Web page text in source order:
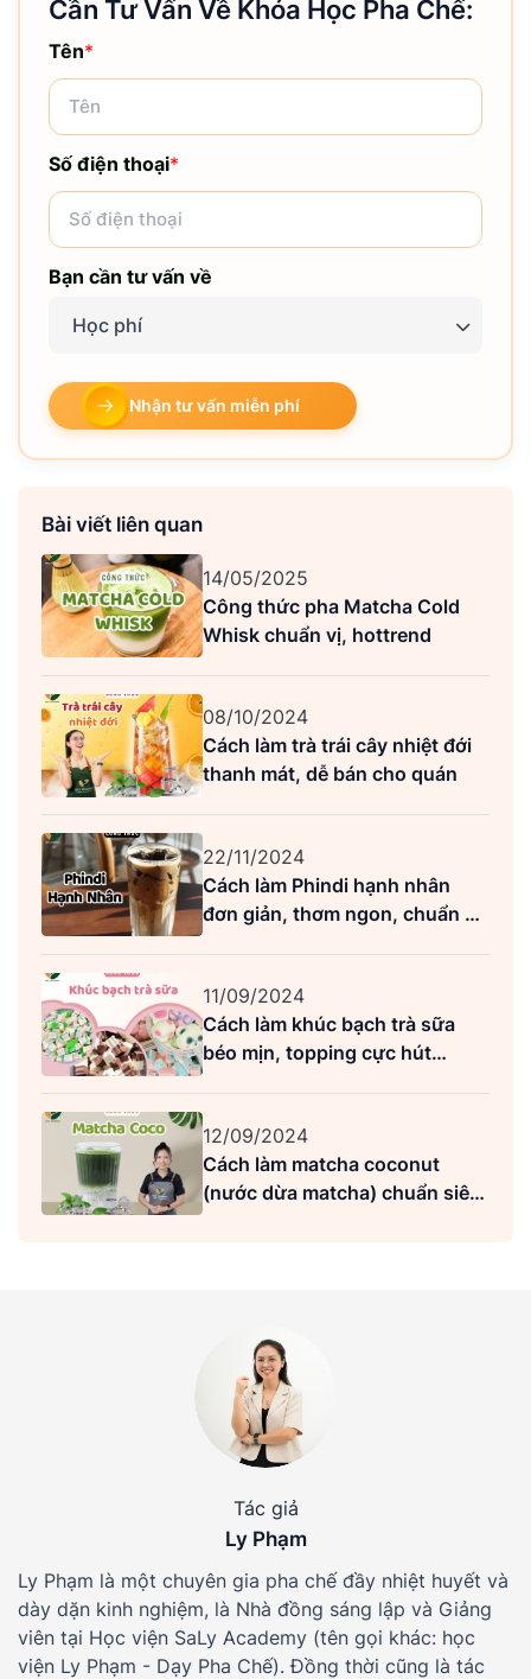
Cần Tư Vấn Về Khóa Học Pha Chế:
Tên*
Số điện thoại*
Bạn cần tư vấn về
Học phí
Nhận tư vấn miễn phí
Bài viết liên quan
14/05/2025
Công thức pha Matcha Cold
Whisk chuẩn vị, hottrend
08/10/2024
Cách làm trà trái cây nhiệt đới
thanh mát, dễ bán cho quán
22/11/2024
Cách làm Phindi hạnh nhân
đơn giản, thơm ngon, chuẩn vị
11/09/2024
Cách làm khúc bạch trà sữa
béo mịn, topping cực hút
12/09/2024
Cách làm matcha coconut
(nước dừa matcha) chuẩn siêu
Tác giả
Ly Phạm
Ly Phạm là một chuyên gia pha chế đầy nhiệt huyết và
dày dặn kinh nghiệm, là Nhà đồng sáng lập và Giảng
viên tại Học viện SaLy Academy (tên gọi khác: học
viện Ly Phạm - Dạy Pha Chế). Đồng thời cũng là tác